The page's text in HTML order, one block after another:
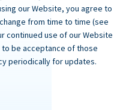
our Website, you agree to
from time to time (see
continued use of our Website
be acceptance of those
periodically for updates.